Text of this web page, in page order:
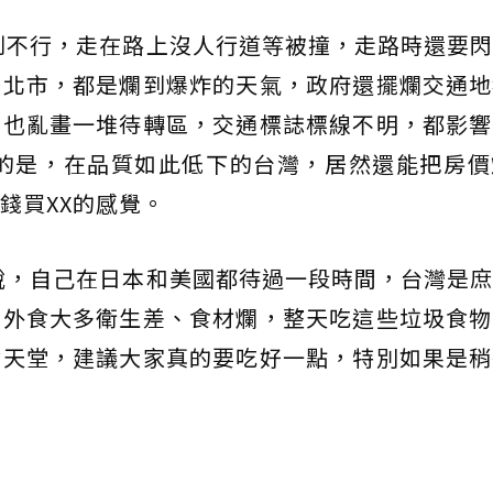
行，走在路上沒人行道等被撞，走路時還要
市，都是爛到爆炸的天氣，政府還擺爛交通
亂畫一堆待轉區，交通標誌標線不明，都影
，在品質如此低下的台灣，居然還能把房
買XX的感覺。
自己在日本和美國都待過一段時間，台灣是
食大多衛生差、食材爛，整天吃這些垃圾食
堂，建議大家真的要吃好一點，特別如果是